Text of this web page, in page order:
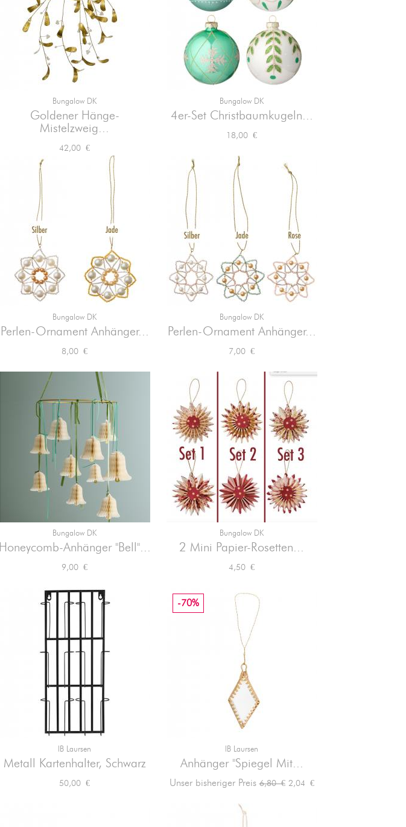
Bungalow DK
Goldener Hänge-
Mistelzweig...
Preis
42,00 €
Vorschau
Bungalow DK
4er-Set Christbaumkugeln...
Preis
18,00 €
Vorschau
Bungalow DK
Perlen-Ornament Anhänger...
Preis
8,00 €
Vorschau
Bungalow DK
Perlen-Ornament Anhänger...
Preis
7,00 €
Vorschau
Bungalow DK
Honeycomb-Anhänger "Bell"...
Preis
9,00 €
 Vorschau
Bungalow DK
2 Mini Papier-Rosetten...
Preis
4,50 €
Vorschau
IB Laursen
Metall Kartenhalter, Schwarz
Preis
50,00 €
Vorschau
IB Laursen
Anhänger "Spiegel Mit...
Unser bisheriger PreisVerkaufspreis
6,80 €
-70%
Preis
2,04 €
 Vorschau